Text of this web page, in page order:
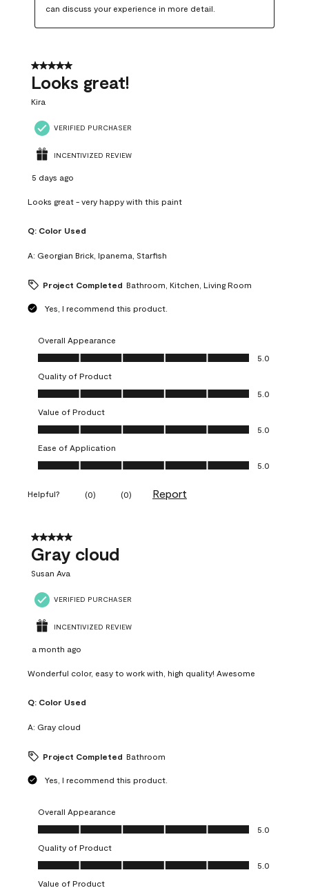
can discuss your experience in more detail.
5 out of 5 stars.
Looks great!
Kira
VERIFIED PURCHASER
INCENTIVIZED REVIEW
5 days ago
Looks great - very happy with this paint
Q: Color Used
A: Georgian Brick, Ipanema, Starfish
Project Completed Bathroom, Kitchen, Living Room
Yes, I recommend this product.
Overall Appearance
Overall Appearance, 5.0 out of 5
5.0
Quality of Product
Quality of Product, 5.0 out of 5
5.0
Value of Product
Value of Product, 5.0 out of 5
5.0
Ease of Application
Ease of Application, 5.0 out of 5
5.0
Helpful? (0) (0) Report
5 out of 5 stars.
Gray cloud
Susan Ava
VERIFIED PURCHASER
INCENTIVIZED REVIEW
a month ago
Wonderful color, easy to work with, high quality! Awesome
Q: Color Used
A: Gray cloud
Project Completed Bathroom
Yes, I recommend this product.
Overall Appearance
Overall Appearance, 5.0 out of 5
5.0
Quality of Product
Quality of Product, 5.0 out of 5
5.0
Value of Product